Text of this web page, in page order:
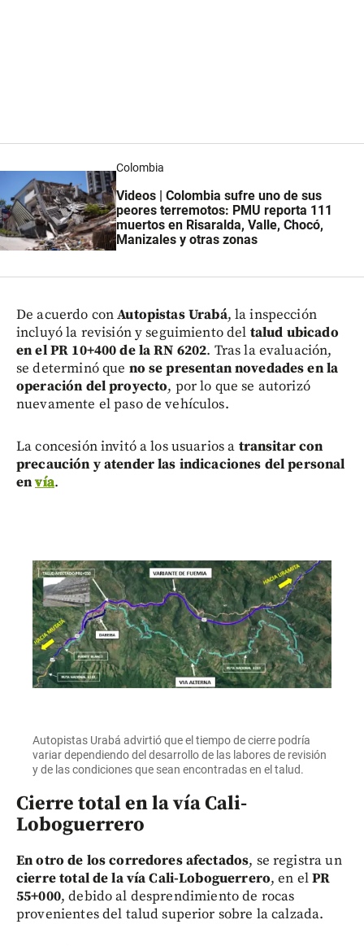
Colombia
Videos | Colombia sufre uno de sus
peores terremotos: PMU reporta 111
muertos en Risaralda, Valle, Chocó,
Manizales y otras zonas
De acuerdo conAutopistas Urabá, la inspección
incluyó la revisión y seguimiento del talud ubicado
en el PR 10+400 de la RN 6202. Tras la evaluación,
se determinó que no se presentan novedades en la
operación del proyecto, por lo que se autorizó
nuevamente el paso de vehículos.
La concesión invitó a los usuarios a transitar con
precaución y atender las indicaciones del personal
envía.
Autopistas Urabá advirtió que el tiempo de cierre podría
variar dependiendo del desarrollo de las labores de revisión
y de las condiciones que sean encontradas en el talud.
Cierre total en la vía Cali-
Loboguerrero
En otro de los corredores afectados, se registra un
cierre total de la vía Cali-Loboguerrero, en elPR
55+000, debido al desprendimiento de rocas
provenientes del talud superior sobre la calzada.